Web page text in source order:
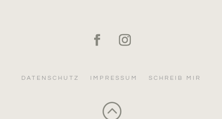
DATENSCHUTZ IMPRESSUM SCHREIB MIR
: